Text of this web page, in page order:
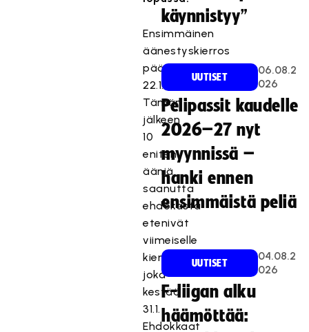
Ensimmäinen
äänestyskierros
päättyi
22.1.
Tämän
jälkeen
10
eniten
ääniä
saanutta
ehdokasta
etenivät
viimeiselle
kierrokselle,
joka
kestää
31.1.
Ehdokkaat
käynnistyy”
UUTISET
06.08.2
026
Pelipassit kaudelle
2026–27 nyt
myynnissä –
hanki ennen
ensimmäistä peliä
UUTISET
04.08.2
026
F-liigan alku
häämöttää: